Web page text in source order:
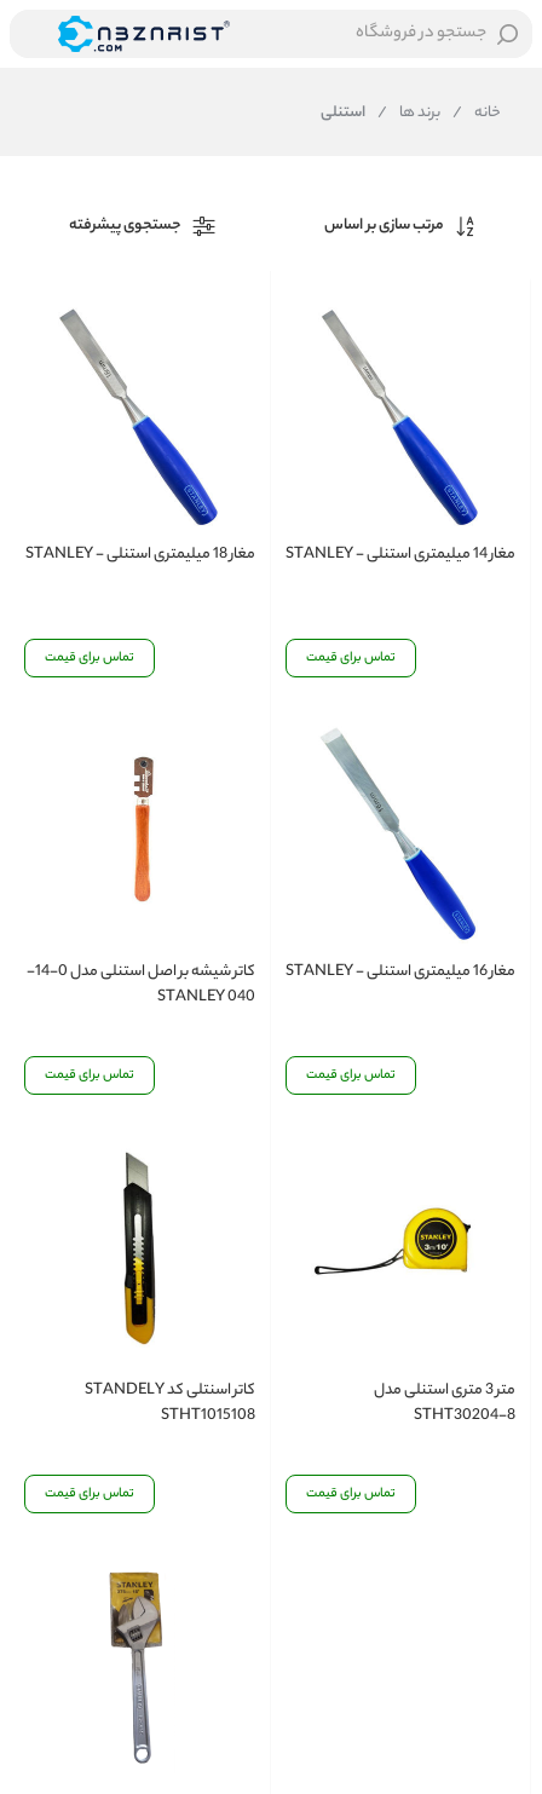
جستجو در فروشگاه
خانه / برند ها / استنلی
مرتب سازی بر اساس جستجوی پیشرفته
مغار 14 میلیمتری استنلی - STANLEY
تماس برای قیمت
مغار 18 میلیمتری استنلی - STANLEY
تماس برای قیمت
مغار 16 میلیمتری استنلی - STANLEY
تماس برای قیمت
کاتر شیشه بر اصل استنلی مدل 0-14-
040 STANLEY
تماس برای قیمت
متر 3 متری استنلی مدل
STHT30204-8
تماس برای قیمت
کاتر اسنتلی کد STANDELY
STHT1015108
تماس برای قیمت